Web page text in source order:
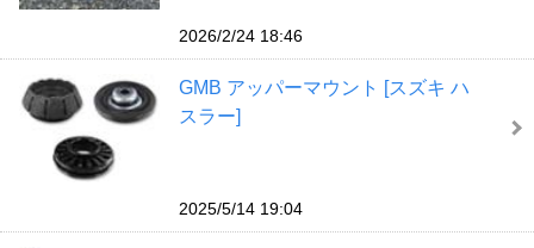
2026/2/24 18:46
GMB アッパーマウント [スズキ ハ
スラー]
2025/5/14 19:04